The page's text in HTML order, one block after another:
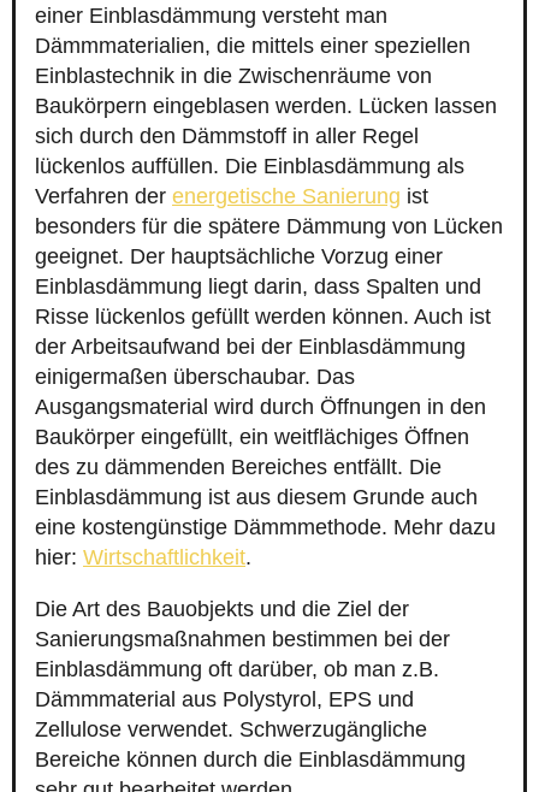
einer Einblasdämmung versteht man
Dämmmaterialien, die mittels einer speziellen
Einblastechnik in die Zwischenräume von
Baukörpern eingeblasen werden. Lücken lassen
sich durch den Dämmstoff in aller Regel
lückenlos auffüllen. Die Einblasdämmung als
Verfahren der energetische Sanierung ist
besonders für die spätere Dämmung von Lücken
geeignet. Der hauptsächliche Vorzug einer
Einblasdämmung liegt darin, dass Spalten und
Risse lückenlos gefüllt werden können. Auch ist
der Arbeitsaufwand bei der Einblasdämmung
einigermaßen überschaubar. Das
Ausgangsmaterial wird durch Öffnungen in den
Baukörper eingefüllt, ein weitflächiges Öffnen
des zu dämmenden Bereiches entfällt. Die
Einblasdämmung ist aus diesem Grunde auch
eine kostengünstige Dämmmethode. Mehr dazu
hier: Wirtschaftlichkeit.
Die Art des Bauobjekts und die Ziel der
Sanierungsmaßnahmen bestimmen bei der
Einblasdämmung oft darüber, ob man z.B.
Dämmmaterial aus Polystyrol, EPS und
Zellulose verwendet. Schwerzugängliche
Bereiche können durch die Einblasdämmung